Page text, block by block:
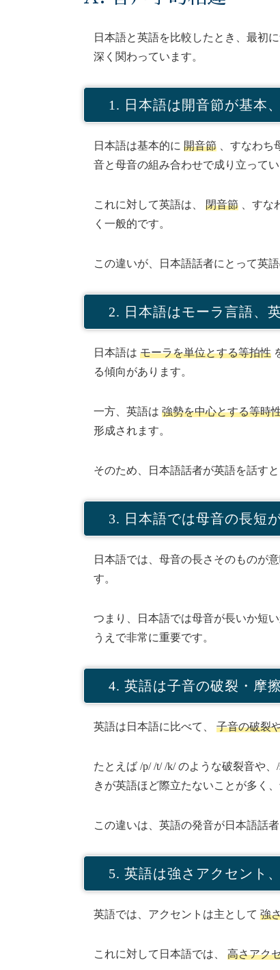
日本語と英語を比較したとき、最初
深く関わっています。
1. 日本語は開音節が基本
日本語は基本的に 開音節 、すなわち
音と母音の組み合わせで成り立ってい
これに対して英語は、 閉音節 、すな
く一般的です。
この違いが、日本語話者にとって英
2. 日本語はモーラ言語、
日本語は モーラを単位とする等拍性
る傾向があります。
一方、英語は 強勢を中心とする等時
形成されます。
そのため、日本語話者が英語を話す
3. 日本語では母音の長短
日本語では、母音の長さそのものが
す。
つまり、日本語では母音が長いか短
うえで非常に重要です。
4. 英語は子音の破裂・摩
英語は日本語に比べて、 子音の破裂
たとえば /p/ /t/ /k/ のような破裂音や
きが英語ほど際立たないことが多く
この違いは、英語の発音が日本語話
5. 英語は強さアクセント
英語では、アクセントは主として 強
これに対して日本語では、 高さアク